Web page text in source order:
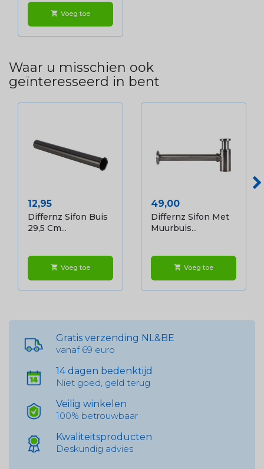
shopping_cart Voeg toe
Waar u misschien ook
geïnteresseerd in bent
Prijs
12,95
Differnz Sifon Buis
29,5 Cm...
shopping_cart Voeg toe
Prijs
49,00
Differnz Sifon Met
Muurbuis...
shopping_cart Voeg toe
Gratis verzending NL&BE
vanaf 69 euro
14 dagen bedenktijd
Niet goed, geld terug
Veilig winkelen
100% betrouwbaar
Kwaliteitsproducten
Deskundig advies